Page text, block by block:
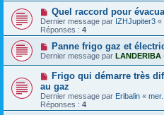
Quel raccord pour
Dernier message par IZHJupiter3 «
Réponses : 4
Panne frigo gaz et
Dernier message par LANDERIBA
Frigo qui démarre très
au gaz
Dernier message par Eribalin «
Réponses : 4